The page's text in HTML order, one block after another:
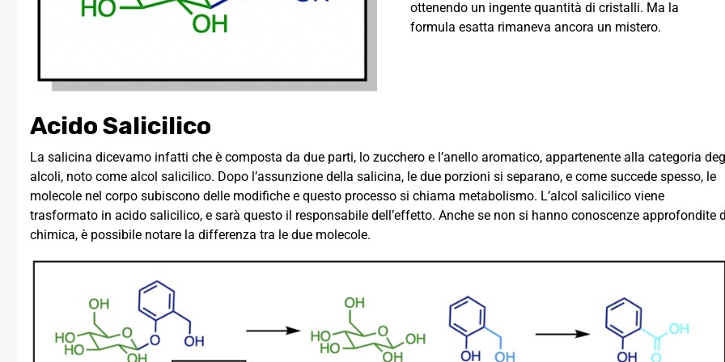
ottenendo un ingente quantità di cristalli. Ma la
formula esatta rimaneva ancora un mistero.
Acido Salicilico
La salicina dicevamo infatti che è composta da due parti, lo zucchero e l’anello aromatico, appartenente alla categoria
alcoli, noto come alcol salicilico. Dopo l’assunzione della salicina, le due porzioni si separano, e come succede spesso, le
molecole nel corpo subiscono delle modifiche e questo processo si chiama metabolismo. L’alcol salicilico viene
trasformato in acido salicilico, e sarà questo il responsabile dell’effetto. Anche se non si hanno conoscenze approfondite
chimica, è possibile notare la differenza tra le due molecole.